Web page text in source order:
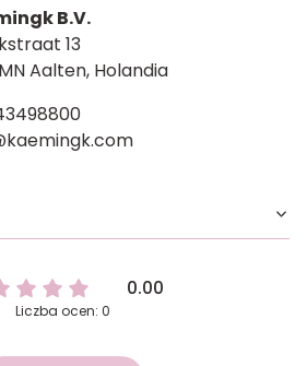
B.V.
13
Aalten, Holandia
0.00
Liczba ocen: 0